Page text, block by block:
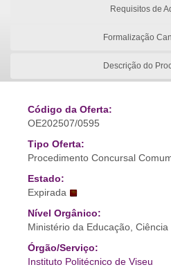
Requisitos de
Formalização
Descrição do
Código da Oferta:
OE202507/0595
Tipo Oferta:
Procedimento Concursal
Estado:
Expirada
Nível Orgânico:
Ministério da Educação,
Órgão/Serviço:
Instituto Politécnico de Viseu